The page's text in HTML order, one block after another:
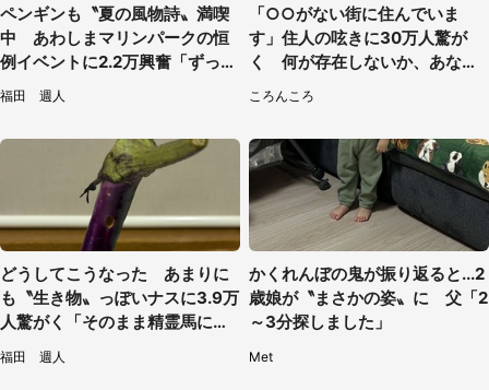
ペンギンも〝夏の風物詩〟満喫
中 あわしまマリンパークの恒
例イベントに2.2万興奮「ずっと
見てたい」
福田 週人
「○○がない街に住んでいま
す」住人の呟きに30万人驚が
く 何が存在しないか、あなた
ころんころ
どうしてこうなった あまりに
も〝生き物〟っぽいナスに3.9万
人驚がく「そのまま精霊馬に使
えそう」
福田 週人
かくれんぼの鬼が振り返ると...2
歳娘が〝まさかの姿〟に 父「2
～3分探しました」
Met